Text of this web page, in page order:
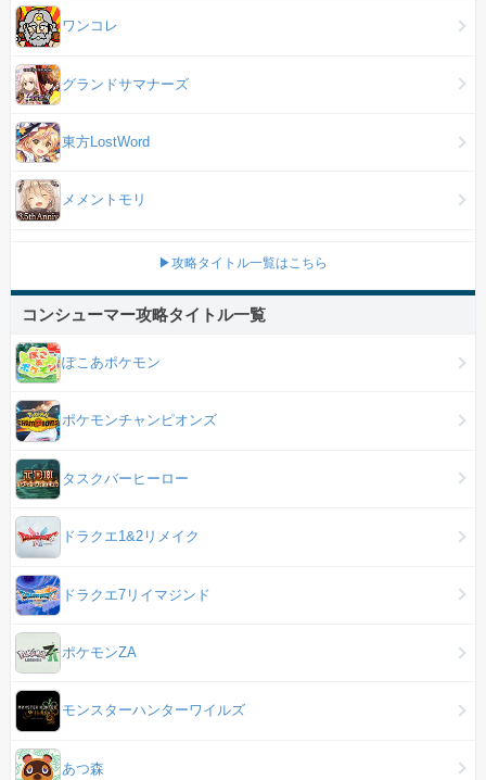
ワンコレ
グランドサマナーズ
東方LostWord
メメントモリ
▶攻略タイトル一覧はこちら
コンシューマー攻略タイトル一覧
ぽこあポケモン
ポケモンチャンピオンズ
タスクバーヒーロー
ドラクエ1&2リメイク
ドラクエ7リイマジンド
ポケモンZA
モンスターハンターワイルズ
あつ森